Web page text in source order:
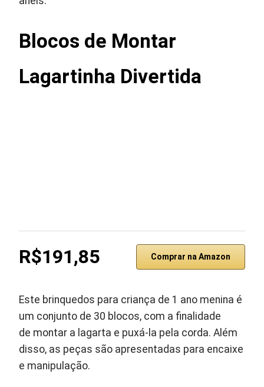
Blocos de Montar
Lagartinha Divertida
R$191,85 Comprar na Amazon
Este brinquedos para criança de 1 ano menina é
um conjunto de 30 blocos, com a finalidade
de montar a lagarta e puxá-la pela corda. Além
disso, as peças são apresentadas para encaixe
e manipulação.